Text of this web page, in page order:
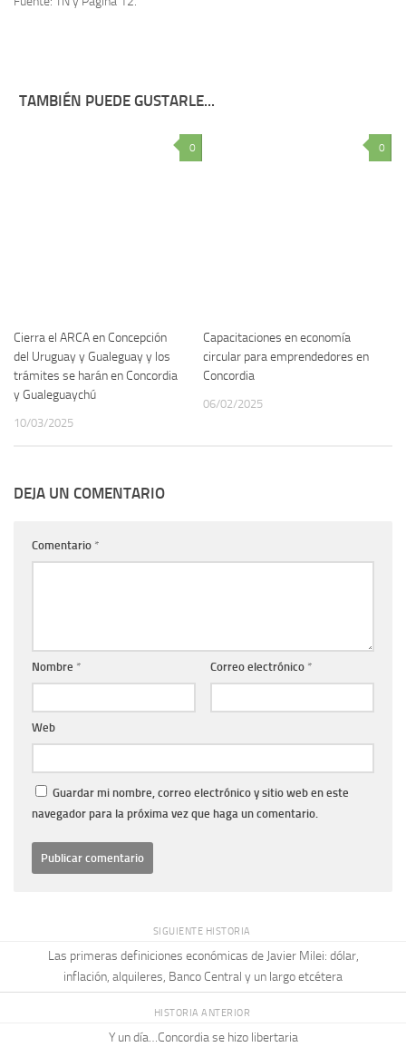
TAMBIÉN PUEDE GUSTARLE...
0
Cierra el ARCA en Concepción
del Uruguay y Gualeguay y los
trámites se harán en Concordia
y Gualeguaychú
10/03/2025
0
Capacitaciones en economía
circular para emprendedores en
Concordia
06/02/2025
DEJA UN COMENTARIO
Comentario *
Nombre * Correo electrónico *
Web
Guardar mi nombre, correo electrónico y sitio web en este
navegador para la próxima vez que haga un comentario.
SIGUIENTE HISTORIA
Las primeras definiciones económicas de Javier Milei: dólar,
inflación, alquileres, Banco Central y un largo etcétera
HISTORIA ANTERIOR
Y un día…Concordia se hizo libertaria